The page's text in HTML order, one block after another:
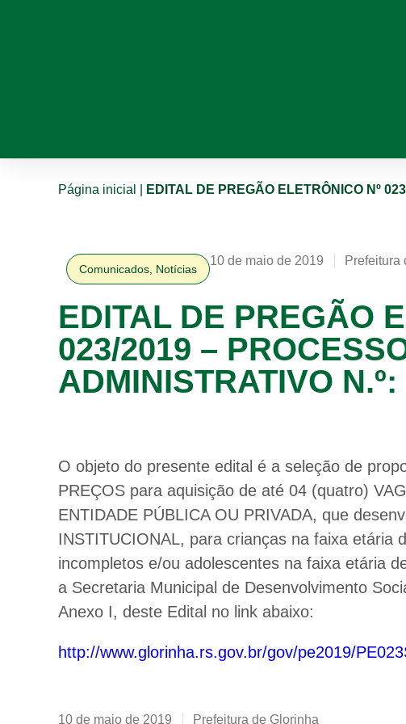
Página inicial EDITAL DE PREGÃO ELETRÔNICO Nº
Comunicados Notícias
10 de maio de 2019 Prefeitura
EDITAL DE PREGÃO
023/2019 –
ADMINISTRATIVO
O objeto do presente edital é a seleção de
PREÇOS para aquisição de até 04 (quatro)
ENTIDADE PÚBLICA OU PRIVADA, que
INSTITUCIONAL, para crianças na faixa etária
incompletos e/ou adolescentes na faixa etária
a Secretaria Municipal de Desenvolvimento
Anexo I, deste Edital no link abaixo:
http://www.glorinha.rs.gov.br/gov/pe2019/
10 de maio de 2019 Prefeitura de Glorinha